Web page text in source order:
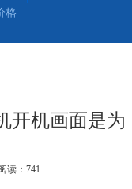
格
开机画面是为
读：741